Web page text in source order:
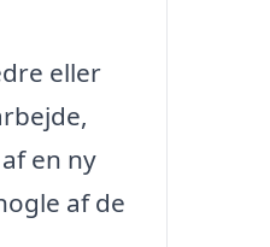
eller
en ny
af de